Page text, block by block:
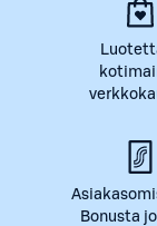
Bonusta